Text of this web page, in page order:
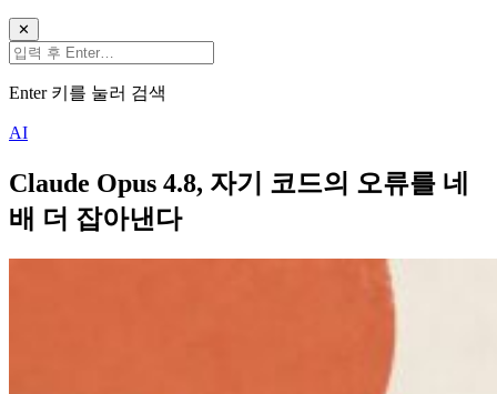
✕
Enter 키를 눌러 검색
AI
Claude Opus 4.8, 자기 코드의 오류를 네
배 더 잡아낸다